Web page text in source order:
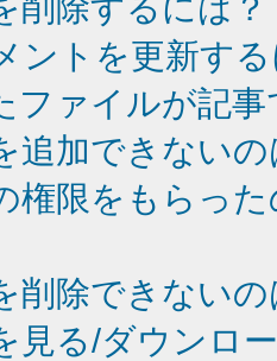
削除するには？
ントを更新す
ファイルが記
追加できない
権限をもらっ
削除できない
見る/ダウンロ